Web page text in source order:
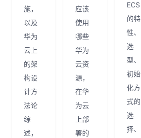
施，
以及
华为
云上
的架
构设
计方
法论
综
述，
应该
使用
哪些
华为
云资
源，
在华
为云
上部
署的
ECS
的特
性、
选
型、
初始
化方
式的
选
择、